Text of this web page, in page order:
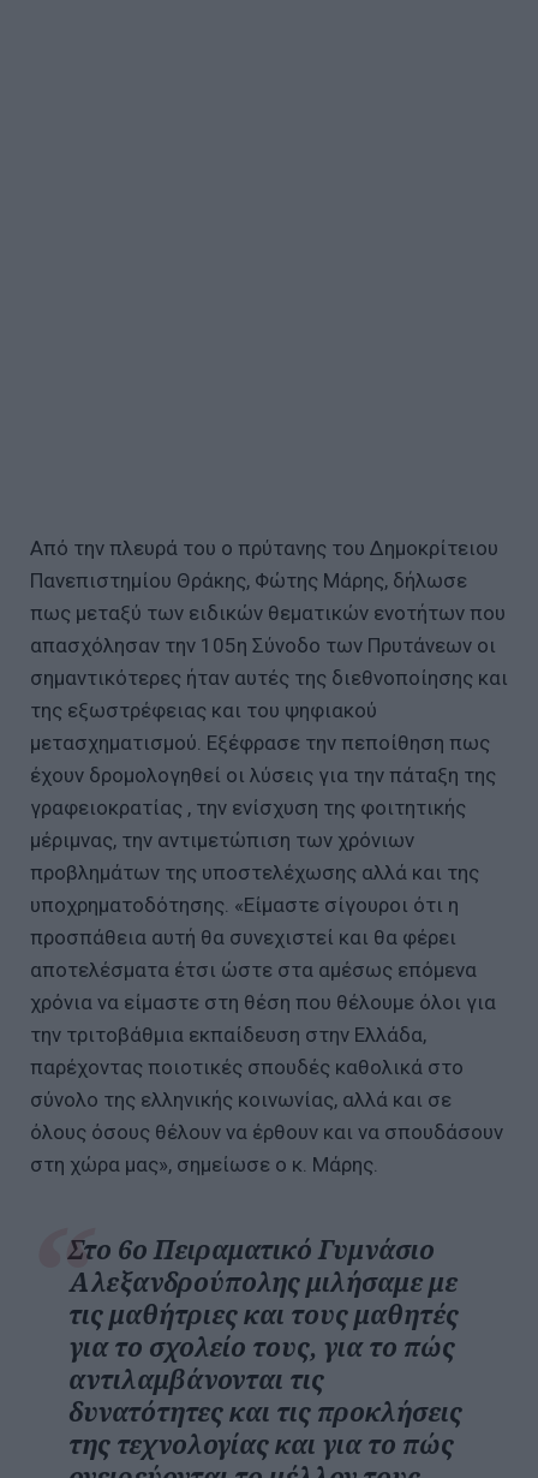
Από την πλευρά του ο πρύτανης του Δημοκρίτειου
Πανεπιστημίου Θράκης, Φώτης Μάρης, δήλωσε
πως μεταξύ των ειδικών θεματικών ενοτήτων που
απασχόλησαν την 105η Σύνοδο των Πρυτάνεων οι
σημαντικότερες ήταν αυτές της διεθνοποίησης και
της εξωστρέφειας και του ψηφιακού
μετασχηματισμού. Εξέφρασε την πεποίθηση πως
έχουν δρομολογηθεί οι λύσεις για την πάταξη της
γραφειοκρατίας , την ενίσχυση της φοιτητικής
μέριμνας, την αντιμετώπιση των χρόνιων
προβλημάτων της υποστελέχωσης αλλά και της
υποχρηματοδότησης. «Είμαστε σίγουροι ότι η
προσπάθεια αυτή θα συνεχιστεί και θα φέρει
αποτελέσματα έτσι ώστε στα αμέσως επόμενα
χρόνια να είμαστε στη θέση που θέλουμε όλοι για
την τριτοβάθμια εκπαίδευση στην Ελλάδα,
παρέχοντας ποιοτικές σπουδές καθολικά στο
σύνολο της ελληνικής κοινωνίας, αλλά και σε
όλους όσους θέλουν να έρθουν και να σπουδάσουν
στη χώρα μας», σημείωσε ο κ. Μάρης.
Στο 6ο Πειραματικό Γυμνάσιο
Αλεξανδρούπολης μιλήσαμε με
τις μαθήτριες και τους μαθητές
για το σχολείο τους, για το πώς
αντιλαμβάνονται τις
δυνατότητες και τις προκλήσεις
της τεχνολογίας και για το πώς